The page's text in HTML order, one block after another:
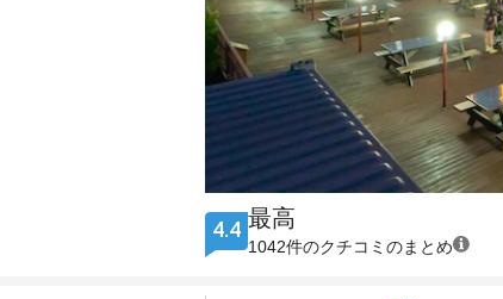
4.4 最高
1042件のクチコミのまとめ